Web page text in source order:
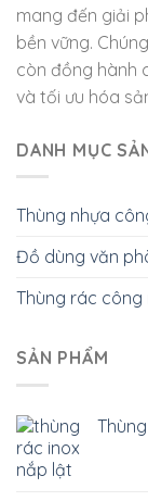
mang đến giải
bền vững.
còn đồng hành
và tối ưu hóa
DANH MỤC
Thùng nhựa
Đồ dùng văn
Thùng rác công
SẢN PHẨM